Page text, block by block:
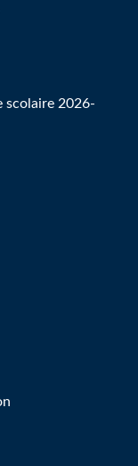
scolaire 2026-